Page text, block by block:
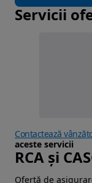
Servicii
Contactează
aceste servicii
RCA și
Ofertă de